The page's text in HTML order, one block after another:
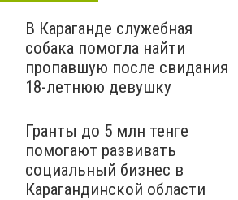
В Караганде служебная
собака помогла найти
пропавшую после свидания
18-летнюю девушку
Гранты до 5 млн тенге
помогают развивать
социальный бизнес в
Карагандинской области